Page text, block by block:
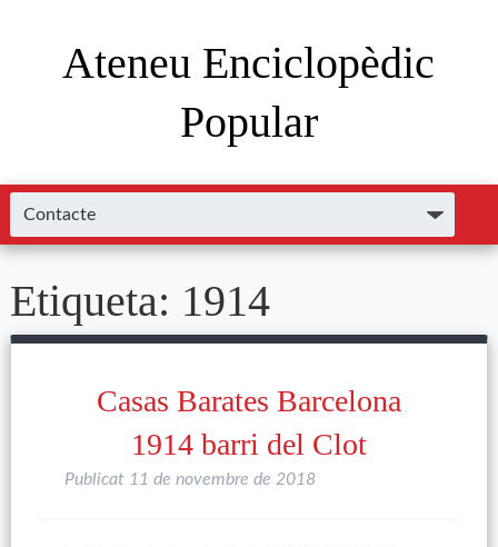
Ateneu Enciclopèdic
Popular
Etiqueta: 1914
Casas Barates Barcelona
1914 barri del Clot
Publicat 11 de novembre de 2018